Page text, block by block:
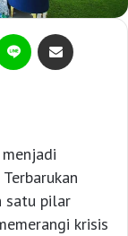
satu pilar
krisis